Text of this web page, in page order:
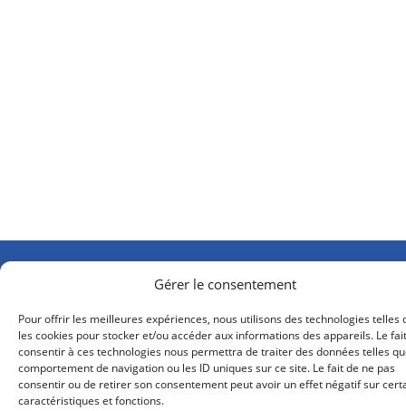
Gérer le consentement
Pour offrir les meilleures expériences, nous utilisons des technologies telles
les cookies pour stocker et/ou accéder aux informations des appareils. Le
consentir à ces technologies nous permettra de traiter des données telles
comportement de navigation ou les ID uniques sur ce site. Le fait de ne pas
consentir ou de retirer son consentement peut avoir un effet négatif sur
caractéristiques et fonctions.